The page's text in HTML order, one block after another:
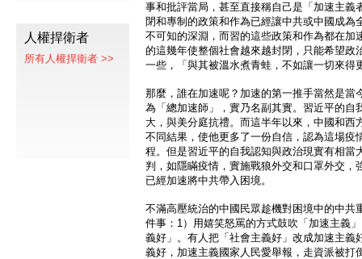
人權捍衛者
所有人權捍衛者 >>
事和批評當局，甚至直接稱自己是「加速主義
閉和專制的政策和作為已經讓中共或中國成為
不可知的深淵，而習的這些政策和作為都在加
的這幾年使整個社會越來越封閉，只能希望政
一些，「與其被溫水煮青蛙，不如讓一切來得
那麼，誰在加速呢？加速的第一推手當然是當
為「總加速師」，實乃名副其實。習近平的自
大，與美分庭抗禮。而這半年以來，中國和西
不同結果，使他更多了一份自信，認為這場疫
程。但是習近平的自我認知與政治現實有相當
判，如隱瞞疫情，實施戰狼外交和口罩外交，
已經加速將中共帶入困境。
不滿高壓統治的中國民眾趁機對困境中的中共
件事：1）用嬉笑怒罵的方式鼓吹「加速主義
義好」。有人把「社會主義好」改成加速主義
義好，加速主義國家人民愛舉報，走資派被打